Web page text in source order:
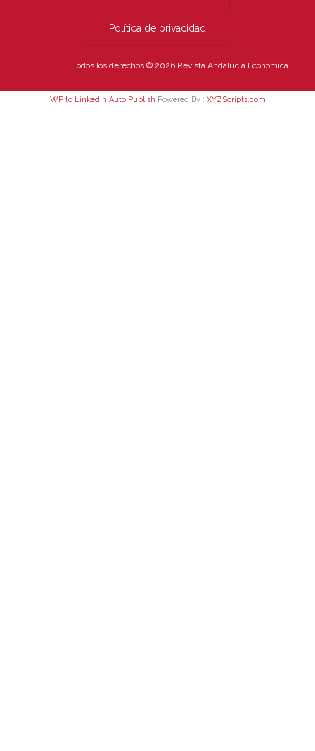
Política de privacidad
Todos los derechos © 2026 Revista Andalucía Económica
WP to LinkedIn Auto Publish Powered By : XYZScripts.com